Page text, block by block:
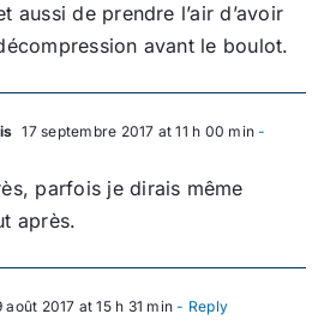
aussi de prendre l’air d’avoir
avant le boulot.
17 septembre 2017 at 11 h 00 min -
parfois je dirais même
après.
août 2017 at 15 h 31 min - Reply